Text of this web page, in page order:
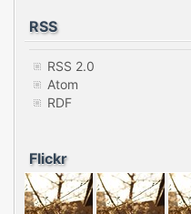
RSS
RSS 2.0
Atom
RDF
Flickr